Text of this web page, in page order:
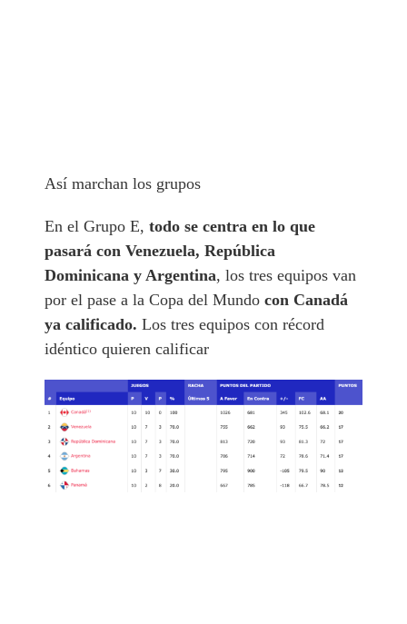
Así marchan los grupos
En el Grupo E,todo se centra en lo que
pasará con Venezuela, República
Dominicana y Argentina, los tres equipos van
por el pase a la Copa del Mundocon Canadá
ya calificado. Los tres equipos con récord
idéntico quieren calificar